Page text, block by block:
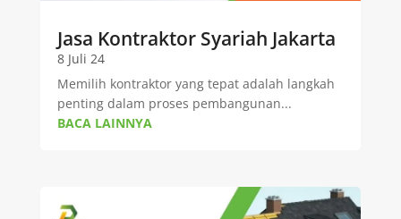
Jasa Kontraktor Syariah Jakarta
8 Juli 24
Memilih kontraktor yang tepat adalah langkah
penting dalam proses pembangunan...
BACA LAINNYA